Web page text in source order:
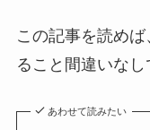
この記事を読め
ること間違いなし
あわせて読みたい